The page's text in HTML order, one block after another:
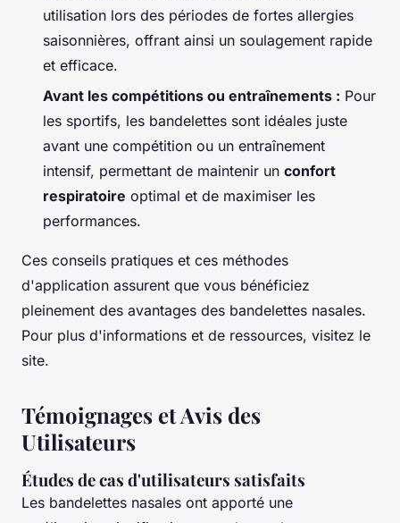
utilisation lors des périodes de fortes allergies
saisonnières, offrant ainsi un soulagement rapide
et efficace.
Avant les compétitions ou entraînements : Pour
les sportifs, les bandelettes sont idéales juste
avant une compétition ou un entraînement
intensif, permettant de maintenir un confort
respiratoire optimal et de maximiser les
performances.
Ces conseils pratiques et ces méthodes
d'application assurent que vous bénéficiez
pleinement des avantages des bandelettes nasales.
Pour plus d'informations et de ressources, visitez le
site.
Témoignages et Avis des
Utilisateurs
Études de cas d'utilisateurs satisfaits
Les bandelettes nasales ont apporté une